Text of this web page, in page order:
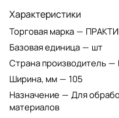
Характеристики
Торговая марка —
Базовая единица — шт
Страна производитель —
Ширина, мм — 105
Назначение — Для
материалов